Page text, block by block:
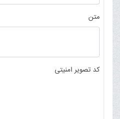
متن
کد تصویر امنیتی